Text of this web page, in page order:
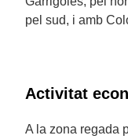
pel sud, i amb
Activitat
A la zona regada